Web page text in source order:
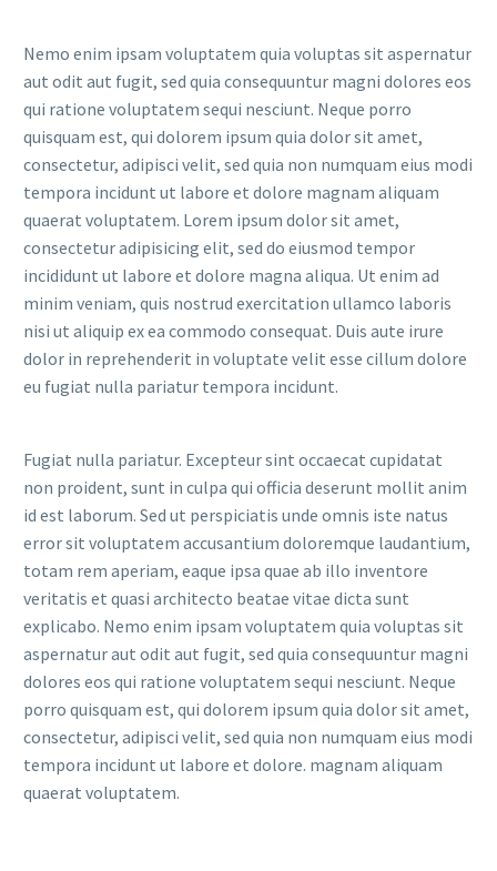
Nemo enim ipsam voluptatem quia voluptas sit aspernatur
aut odit aut fugit, sed quia consequuntur magni dolores eos
qui ratione voluptatem sequi nesciunt. Neque porro
quisquam est, qui dolorem ipsum quia dolor sit amet,
consectetur, adipisci velit, sed quia non numquam eius modi
tempora incidunt ut labore et dolore magnam aliquam
quaerat voluptatem. Lorem ipsum dolor sit amet,
consectetur adipisicing elit, sed do eiusmod tempor
incididunt ut labore et dolore magna aliqua. Ut enim ad
minim veniam, quis nostrud exercitation ullamco laboris
nisi ut aliquip ex ea commodo consequat. Duis aute irure
dolor in reprehenderit in voluptate velit esse cillum dolore
eu fugiat nulla pariatur tempora incidunt.
Fugiat nulla pariatur. Excepteur sint occaecat cupidatat
non proident, sunt in culpa qui officia deserunt mollit anim
id est laborum. Sed ut perspiciatis unde omnis iste natus
error sit voluptatem accusantium doloremque laudantium,
totam rem aperiam, eaque ipsa quae ab illo inventore
veritatis et quasi architecto beatae vitae dicta sunt
explicabo. Nemo enim ipsam voluptatem quia voluptas sit
aspernatur aut odit aut fugit, sed quia consequuntur magni
dolores eos qui ratione voluptatem sequi nesciunt. Neque
porro quisquam est, qui dolorem ipsum quia dolor sit amet,
consectetur, adipisci velit, sed quia non numquam eius modi
tempora incidunt ut labore et dolore. magnam aliquam
quaerat voluptatem.